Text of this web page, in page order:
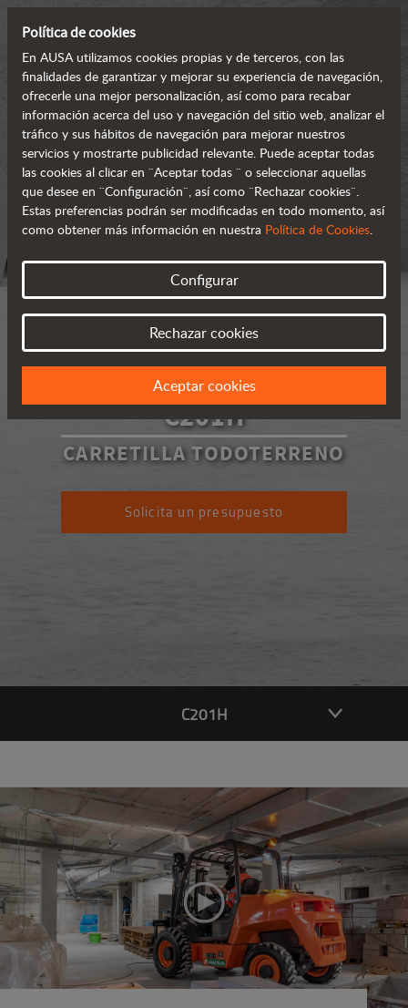
C201H
CARRETILLA TODOTERRENO
Solicita un presupuesto
C201H
Política de cookies
En AUSA utilizamos cookies propias y de terceros, con las
finalidades de garantizar y mejorar su experiencia de navegación,
ofrecerle una mejor personalización, así como para recabar
información acerca del uso y navegación del sitio web, analizar el
tráfico y sus hábitos de navegación para mejorar nuestros
servicios y mostrarte publicidad relevante. Puede aceptar todas
las cookies al clicar en ¨Aceptar todas ¨ o seleccionar aquellas
que desee en ¨Configuración¨, así como ¨Rechazar cookies¨.
Estas preferencias podrán ser modificadas en todo momento, así
como obtener más información en nuestra Política de Cookies.
Configurar
Rechazar cookies
Aceptar cookies